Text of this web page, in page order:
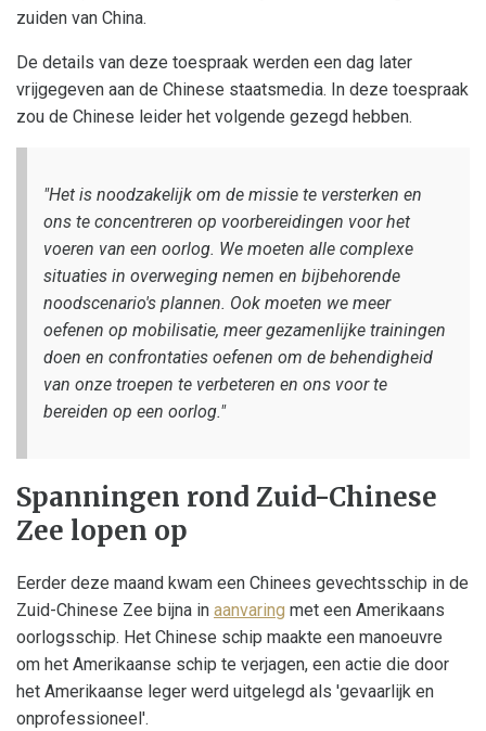
zuiden van China.
De details van deze toespraak werden een dag later
vrijgegeven aan de Chinese staatsmedia. In deze toespraak
zou de Chinese leider het volgende gezegd hebben.
"Het is noodzakelijk om de missie te versterken en
ons te concentreren op voorbereidingen voor het
voeren van een oorlog. We moeten alle complexe
situaties in overweging nemen en bijbehorende
noodscenario's plannen. Ook moeten we meer
oefenen op mobilisatie, meer gezamenlijke trainingen
doen en confrontaties oefenen om de behendigheid
van onze troepen te verbeteren en ons voor te
bereiden op een oorlog."
Spanningen rond Zuid-Chinese
Zee lopen op
Eerder deze maand kwam een Chinees gevechtsschip in de
Zuid-Chinese Zee bijna in aanvaring met een Amerikaans
oorlogsschip. Het Chinese schip maakte een manoeuvre
om het Amerikaanse schip te verjagen, een actie die door
het Amerikaanse leger werd uitgelegd als 'gevaarlijk en
onprofessioneel'.